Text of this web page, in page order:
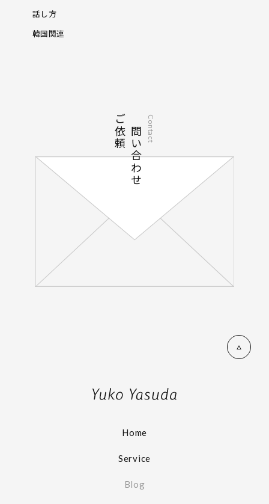
話し方
韓国関連
お問い合わせ
ご依頼 Contact
Home
Service
Blog